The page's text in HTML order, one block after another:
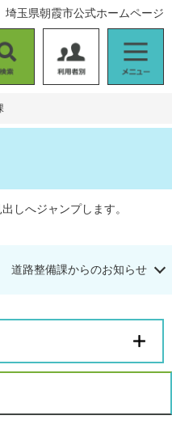
用
ニ
埼玉県朝霞市公式ホームページ
しへジャンプします。
道路整備課からのお知らせ